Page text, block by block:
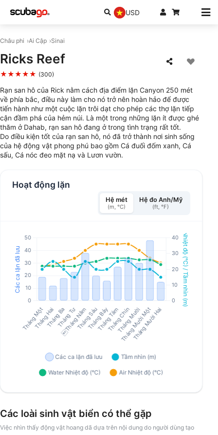
USD
Châu phi Ai Cập Sinai
Ricks Reef
★★★★★ (300)
Rạn san hô của Rick nằm cách địa điểm lặn Canyon 250 mét
về phía bắc, điều này làm cho nó trở nên hoàn hảo để được
tiến hành như một cuộc lặn trôi dạt cho phép các thợ lặn tiếp
cận đầm phá của hẻm núi. Là một trong những lặn ít được ghé
thăm ở Dahab, rạn san hô đang ở trong tình trạng rất tốt.
Do điều kiện tốt của rạn san hô, nó đã trở thành nơi sinh sống
của hệ động vật phong phú bao gồm Cá đuối đốm xanh, Cá
sấu, Cá nóc đeo mặt nạ và Lươn vườn.
Hoạt động lặn
Hệ mét
(m, °C)
Hệ đo Anh/Mỹ
(ft, °F)
Các loài sinh vật biển có thể gặp
Việc nhìn thấy động vật hoang dã dựa trên nội dung do người dùng tạo